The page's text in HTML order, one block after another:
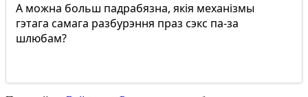
А можна больш падрабязна, якія механізмы
гэтага самага разбурэння праз сэкс па-за
шлюбам?